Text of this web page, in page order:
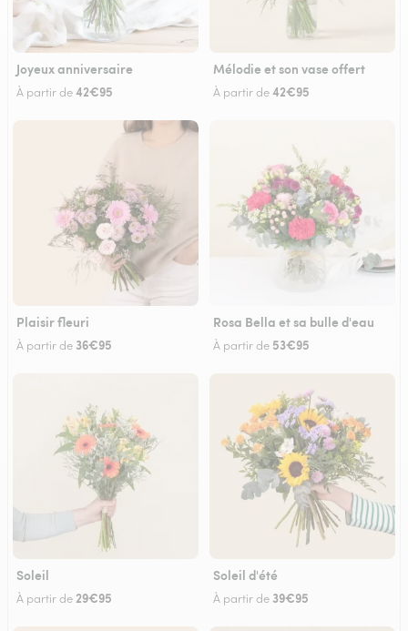
Joyeux anniversaire
À partir de42€95
Mélodie et son vase offert
À partir de42€95
Plaisir fleuri
À partir de 36€95
Rosa Bella et sa bulle d'eau
À partir de 53€95
Soleil
À partir de29€95
Soleil d'été
À partir de 39€95